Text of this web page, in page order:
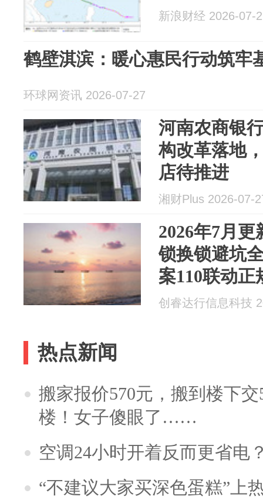
新浪财经 2026-07-
鹤壁淇滨：暖心惠民行动筑牢
环球网资讯 2026-07-27
河南农商银
构改革落地
店待推进
湘财Plus 2026-07-
2026年7月
锁换锁避坑
案110联动
码锁汽车锁
创睿达行信息科技
热点新闻
搬家报价570元，搬到楼下
楼！女子傻眼了……
空调24小时开着反而更省电
“不建议大家买深色蛋糕”上